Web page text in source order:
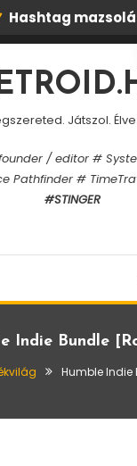
Hashtag
Játszol.
/ editor #
Pathfinder #
#STINGER
Indie Bundle
Humble Indie